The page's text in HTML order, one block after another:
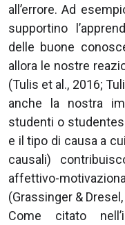
all’errore. Ad
supportino
delle buone
allora le nostre
(Tulis et al., 2016;
anche la nostra
studenti o
e il tipo di causa a
causali)
affettivo-
(Grassinger &
Come citato